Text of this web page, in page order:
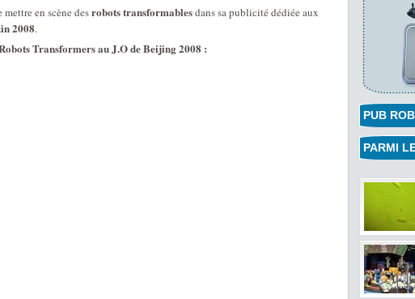
en scène desrobots transformablesdans sa publicité dédiée aux
2008.
Transformers au J.O de Beijing 2008 :
PUB
PARMI